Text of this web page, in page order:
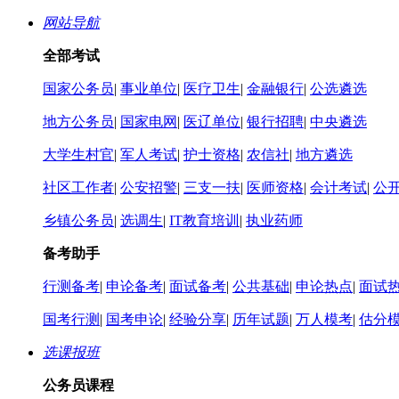
网站导航
全部考试
国家公务员| 事业单位| 医疗卫生| 金融银行| 公选遴选
地方公务员| 国家电网 | 医辽单位| 银行招聘| 中央遴选
大学生村官| 军人考试| 护士资格| 农信社| 地方遴选
社区工作者| 公安招警| 三支一扶| 医师资格| 会计考试| 公
乡镇公务员| 选调生| IT教育培训 | 执业药师
备考助手
行测备考| 申论备考| 面试备考| 公共基础| 申论热点| 面试
国考行测 | 国考申论| 经验分享| 历年试题| 万人模考| 估分
选课报班
公务员课程